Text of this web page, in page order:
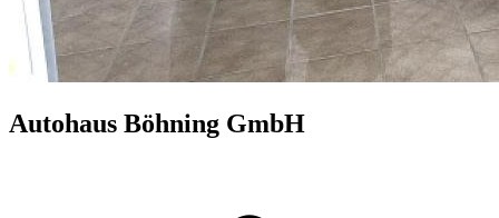
Autohaus Böhning GmbH